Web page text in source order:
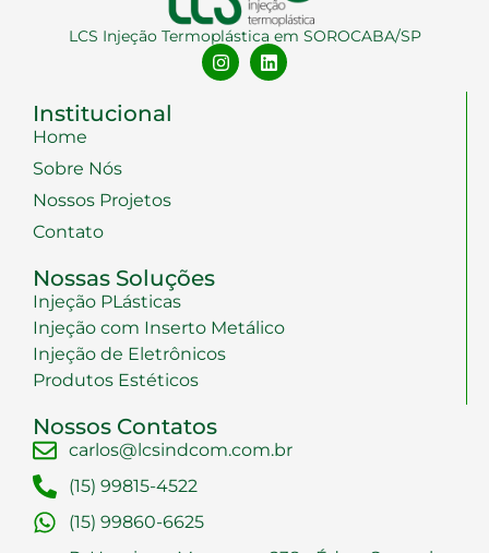
LCS Injeção Termoplástica em SOROCABA/SP
Institucional
Home
Sobre Nós
Nossos Projetos
Contato
Nossas Soluções
Injeção PLásticas
Injeção com Inserto Metálico
Injeção de Eletrônicos
Produtos Estéticos
Nossos Contatos
carlos@lcsindcom.com.br
(15) 99815-4522
(15) 99860-6625